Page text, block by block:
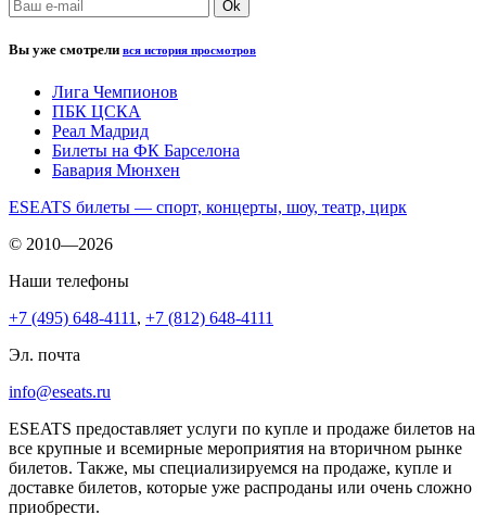
Вы уже смотрели вся история просмотров
Лига Чемпионов
ПБК ЦСКА
Реал Мадрид
Билеты на ФК Барселона
Бавария Мюнхен
ESEATS билеты — спорт, концерты, шоу, театр, цирк
© 2010—2026
Наши телефоны
+7 (495) 648-4111 , +7 (812) 648-4111
Эл. почта
info@eseats.ru
ESEATS предоставляет услуги по купле и продаже билетов на
все крупные и всемирные мероприятия на вторичном рынке
билетов. Также, мы специализируемся на продаже, купле и
доставке билетов, которые уже распроданы или очень сложно
приобрести.